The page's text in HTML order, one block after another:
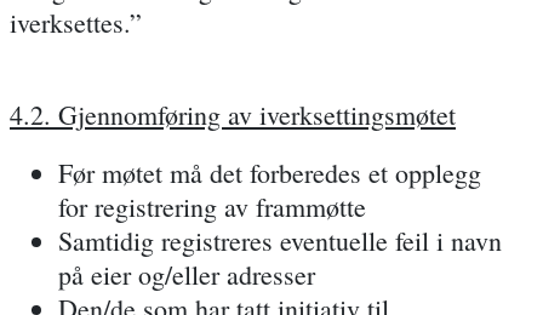
iverksettes.”
4.2. Gjennomføring av iverksettingsmøtet
Før møtet må det forberedes et opplegg
for registrering av frammøtte
Samtidig registreres eventuelle feil i navn
på eier og/eller adresser
Den/de som har tatt initiativ til